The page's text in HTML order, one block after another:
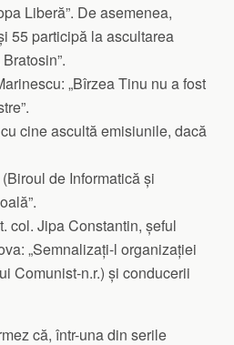
Liberă”. De asemenea,
55 participă la ascultarea
„Bîrzea Tinu nu a fost
cine ascultă emisiunile, dacă
de Informatică și
col. Jipa Constantin, șeful
„Semnalizați-l organizației
Comunist-n.r.) și conducerii
că, într-una din serile